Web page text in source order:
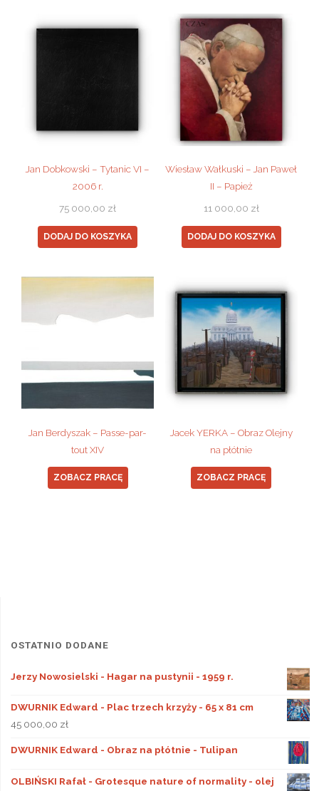
Jan Dobkowski – Tytanic VI –
2006 r.
75 000,00 zł
DODAJ DO KOSZYKA
Wiesław Wałkuski – Jan Paweł
II – Papież
11 000,00 zł
DODAJ DO KOSZYKA
Jan Berdyszak – Passe-par-
tout XIV
ZOBACZ PRACĘ
Jacek YERKA – Obraz Olejny
na płótnie
ZOBACZ PRACĘ
OSTATNIO DODANE
Jerzy Nowosielski - Hagar na pustynii - 1959 r.
DWURNIK Edward - Plac trzech krzyży - 65 x 81 cm
45 000,00 zł
DWURNIK Edward - Obraz na płótnie - Tulipan
OLBIŃSKI Rafał - Grotesque nature of normality - olej